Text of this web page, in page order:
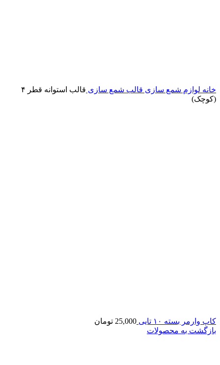
خانه لوازم شمع سازی قالب شمع سازی
قالب استوانه قطر ۴
(کوچک)
کاپ وارمر بسته ۱۰ تایی 25,000 تومان
بازگشت به محصولات